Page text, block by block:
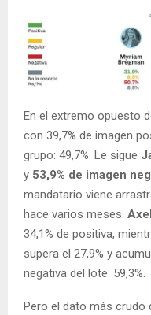
En el extremo opuesto
con 39,7% de imagen
grupo: 49,7%. Le sigue
y 53,9% de imagen
mandatario viene
hace varios meses.
34,1% de positiva,
supera el 27,9% y
negativa del lote: 59,3%.
Pero el dato más crudo